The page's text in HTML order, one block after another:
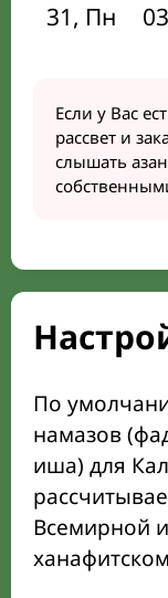
31, Пн
Если у Вас
рассвет и
слышать
По
намазов
иша) для
Всемирной